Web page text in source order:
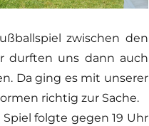
zwischen den
durften uns dann auch
Da ging es mit unserer
richtig zur Sache.
folgte gegen 19 Uhr